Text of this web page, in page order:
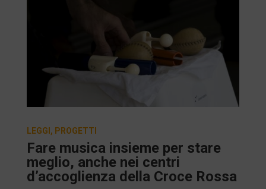
Fare musica insieme per stare
meglio, anche nei centri
d’accoglienza della Croce Rossa
LEGGI , PROGETTI